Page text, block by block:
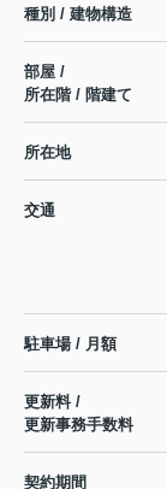
種別 / 建物構造
部屋 /
所在階 / 階建て
所在地
交通
駐車場 / 月額
更新料 /
更新事務手数料
契約期間